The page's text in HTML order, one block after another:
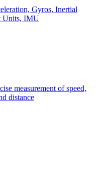
Gyros, Inertial
Units, IMU
measurement of speed,
distance